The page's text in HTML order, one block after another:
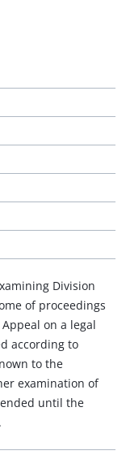
Division
of proceedings
on a legal
according to
to the
examination of
until the